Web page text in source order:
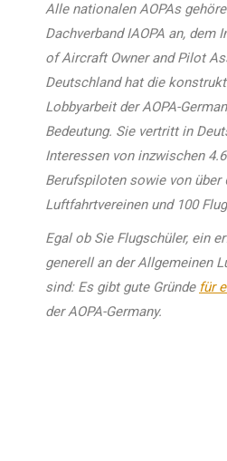
Alle nationalen AOPAs
Dachverband IAOPA an, dem
of Aircraft Owner and Pilot
Deutschland hat die
Lobbyarbeit der AOPA-
Bedeutung. Sie vertritt in
Interessen von inzwischen
Berufspiloten sowie von über
Luftfahrtvereinen und 100
Egal ob Sie Flugschüler, ein
generell an der Allgemeinen
sind: Es gibt gute Gründe für
der AOPA-Germany.